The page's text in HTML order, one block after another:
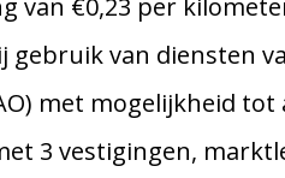
gebruik van diensten
met mogelijkheid
3 vestigingen,